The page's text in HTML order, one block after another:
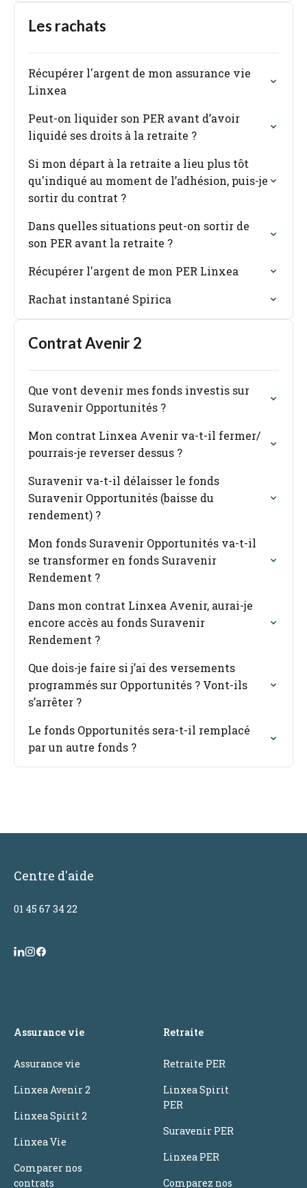
Les rachats
Récupérer l'argent de mon assurance vie
Linxea
Peut-on liquider son PER avant d’avoir
liquidé ses droits à la retraite ?
Si mon départ à la retraite a lieu plus tôt
qu'indiqué au moment de l’adhésion, puis-je
sortir du contrat ?
Dans quelles situations peut-on sortir de
son PER avant la retraite ?
Récupérer l'argent de mon PER Linxea
Rachat instantané Spirica
Contrat Avenir 2
Que vont devenir mes fonds investis sur
Suravenir Opportunités ?
Mon contrat Linxea Avenir va-t-il fermer/
pourrais-je reverser dessus ?
Suravenir va-t-il délaisser le fonds
Suravenir Opportunités (baisse du
rendement) ?
Mon fonds Suravenir Opportunités va-t-il
se transformer en fonds Suravenir
Rendement ?
Dans mon contrat Linxea Avenir, aurai-je
encore accès au fonds Suravenir
Rendement ?
Que dois-je faire si j’ai des versements
programmés sur Opportunités ? Vont-ils
s’arrêter ?
Le fonds Opportunités sera-t-il remplacé
par un autre fonds ?
Centre d'aide
01 45 67 34 22
Assurance vie
Assurance vie
Linxea Avenir 2
Linxea Spirit 2
Linxea Vie
Comparer nos
contrats
Retraite
Retraite PER
Linxea Spirit
PER
Suravenir PER
Linxea PER
Comparez nos